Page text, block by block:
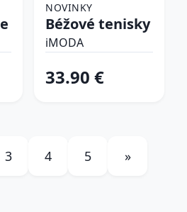
NOVINKY
Béžové tenisky
iMODA
33.90 €
3 4 5 »